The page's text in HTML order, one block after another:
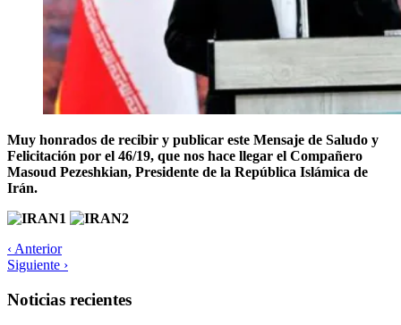
Muy honrados de recibir y publicar este Mensaje de Saludo y
Felicitación por el 46/19, que nos hace llegar el Compañero
Masoud Pezeshkian, Presidente de la República Islámica de
Irán.
‹ Anterior
Siguiente ›
Noticias recientes